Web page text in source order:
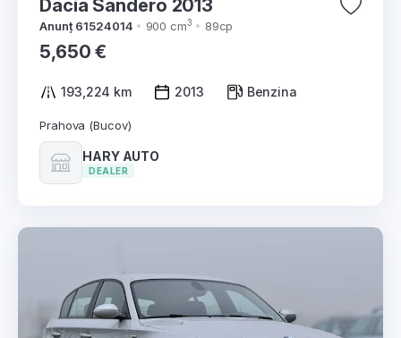
Dacia Sandero 2013
Anunț 61524014 900 cm3 89cp
5,650 €
193,224 km 2013 Benzina
Prahova (Bucov)
HARY AUTO
DEALER